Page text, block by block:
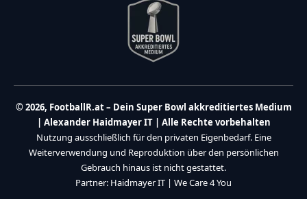
© 2026, FootballR.at – Dein Super Bowl akkreditiertes Medium
| Alexander Haidmayer IT | Alle Rechte vorbehalten
Nutzung ausschließlich für den privaten Eigenbedarf. Eine
Weiterverwendung und Reproduktion über den persönlichen
Gebrauch hinaus ist nicht gestattet.
Partner: Haidmayer IT | We Care 4 You